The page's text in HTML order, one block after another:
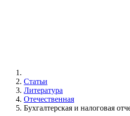
Статьи
Литература
Отечественная
Бухгалтерская и налоговая